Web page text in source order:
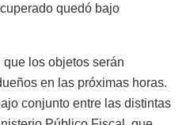
quedó bajo
que los objetos serán
en las próximas horas.
conjunto entre las distintas